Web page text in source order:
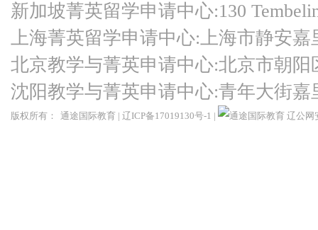
新加坡菁英留学申请中心:130
上海菁英留学申请中心:上海市静安嘉
北京教学与菁英申请中心:北京市朝
沈阳教学与菁英申请中心:青年大街
版权所有： 通途国际教育 | 辽ICP备17019130号-1 | 辽公网